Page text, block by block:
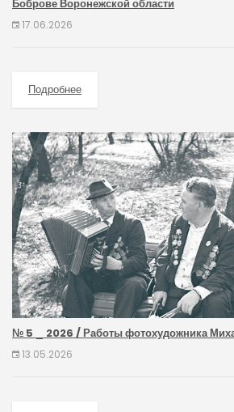
Боброве Воронежской области
17.06.2026
Подробнее
№ 5 _ 2026 / Работы фотохудожника
13.05.2026